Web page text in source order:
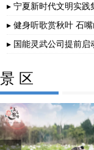
▸ 宁夏新时代文明实
▸ 健身听歌赏秋叶 石
▸ 国能灵武公司提前启
景 区